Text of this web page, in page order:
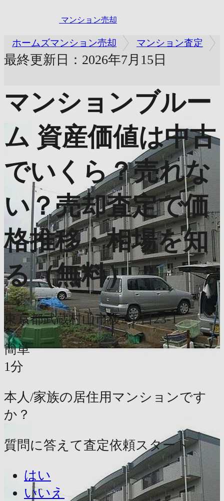
マンション売却
ホームズマンション売却 マンション査定
最終更新日：2026年7月15日
マンションブルー
ム 資産価値は中古
でいくら？売れな
い？売却査定で価
格推移・相場を知
る（無料）
東京都武蔵村山市榎2丁目23-1
簡単
1分
本人/家族の居住用マンションです
か？
質問に答えて査定依頼スタート
はい
いいえ